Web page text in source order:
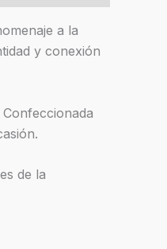
a la
y conexión
de la